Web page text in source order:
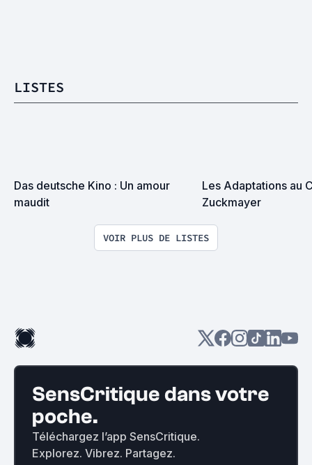
LISTES
Das deutsche Kino : Un amour
maudit
Les Adaptations au
Zuckmayer
VOIR PLUS DE LISTES
SensCritique dans votre
poche.
Téléchargez l’app SensCritique.
Explorez. Vibrez. Partagez.